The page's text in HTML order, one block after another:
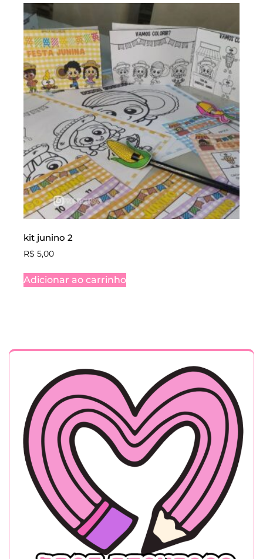
kit junino 2
R$ 5,00
Adicionar ao carrinho